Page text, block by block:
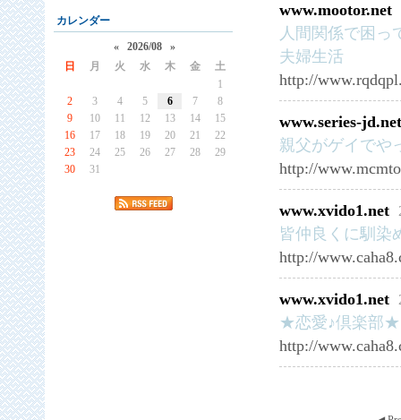
www.mootor.net
人間関係で困っ
夫婦生活
http://
www.series-jd.net
親父がゲイでや
http://
www.xvido1.net
皆仲良くに馴染
http://
www.xvido1.net
★恋愛♪倶楽部★
http://
カレンダー
« 2026/08
»
日
月 火 水 木 金
土
1
2
3 4 5 6 7
8
9
10 11 12 13 14
15
16
17 18 19 20 21
22
23
24 25 26 27 28
29
30
31